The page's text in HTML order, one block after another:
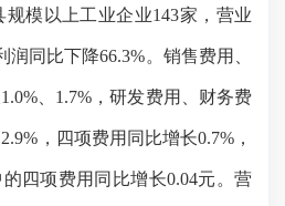
规模以上工业企业143家，营业
润同比下降66.3%。 销售费用、
1.0%、1.7%，研发费用、财务费
，四项费用同比增长0.7%，
四项费用同比增长0.04元。营